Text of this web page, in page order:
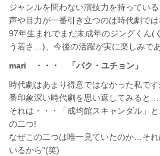
ジャンルを問わない演技力を持ってい
声や目力が一番引き立つのは時代劇で
97年生まれでまだ未成年のジングくん(
う若さ…)、今後の活躍が実に楽しみで
mari ・・・
「パク・ユチョン」
時代劇はあまり得意ではなかった私で
番印象深い時代劇を思い返してみると…
それは・・・「成均館スキャンダル」と
の二つ!
なぜこの二つは唯一見ていたのか…それ
いるから”(笑)